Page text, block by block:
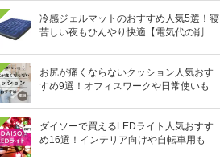
冷感ジェルマットのおすすめ人気5選！寝
苦しい夜もひんやり快適【電気代の削減
お尻が痛くならないクッション人気おす
すめ9選！オフィスワークや日常使いも
ダイソーで買えるLEDライト人気おすす
め16選！インテリア向けや自転車用も